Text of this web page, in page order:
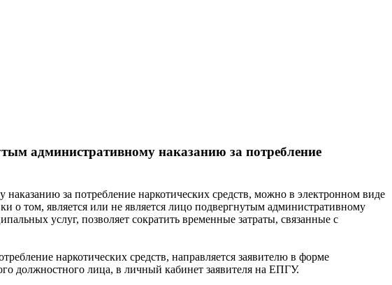
административному наказанию за потребление
за потребление наркотических средств, можно в электронном виде
том, является или не является лицо подвергнутым административному
услуг, позволяет сократить временные затраты, связанные с
наркотических средств, направляется заявителю в форме
должностного лица, в личный кабинет заявителя на ЕПГУ.